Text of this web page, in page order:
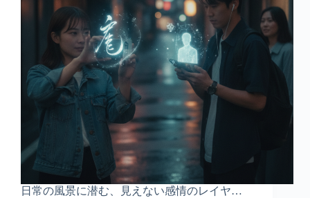
日常の風景に潜む、見えない感情のレイヤ…